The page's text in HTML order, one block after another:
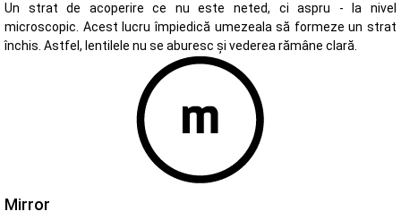
Un strat de acoperire ce nu este neted, ci aspru - la nivel
microscopic. Acest lucru împiedică umezeala să formeze un strat
închis. Astfel, lentilele nu se aburesc și vederea rămâne clară.
Mirror